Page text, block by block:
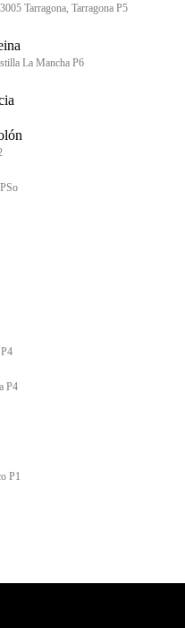
Tarragona, Tarragona P5
La Mancha P6
P4
P1